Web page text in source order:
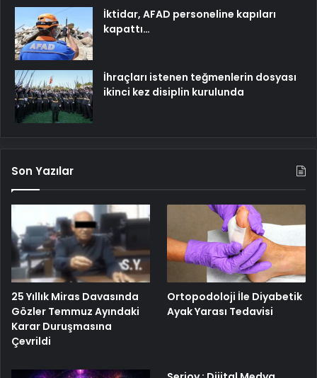
İktidar, AFAD personeline kapıları
kapattı…
İhraçları istenen teğmenlerin dosyası
ikinci kez disiplin kurulunda
Son Yazılar
25 Yıllık Miras Davasında
Gözler Temmuz Ayındaki
Karar Duruşmasına
Çevrildi
Ortopodoloji İle Diyabetik
Ayak Yarası Tedavisi